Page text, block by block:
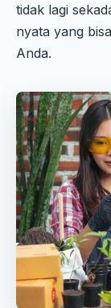
tidak lagi
nyata yang
Anda.